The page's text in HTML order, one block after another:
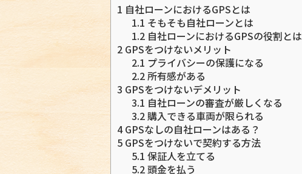
1 自社ローンにおけるGPSとは
1.1 そもそも自社ローンとは
1.2 自社ローンにおけるGPSの役割とは
2 GPSをつけないメリット
2.1 プライバシーの保護になる
2.2 所有感がある
3 GPSをつけないデメリット
3.1 自社ローンの審査が厳しくなる
3.2 購入できる車両が限られる
4GPSなしの自社ローンはある？
5 GPSをつけないで契約する方法
5.1 保証人を立てる
5.2頭金を払う